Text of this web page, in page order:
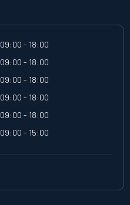
09:00 - 18:00
09:00 - 18:00
09:00 - 18:00
09:00 - 18:00
09:00 - 18:00
09:00 - 15:00